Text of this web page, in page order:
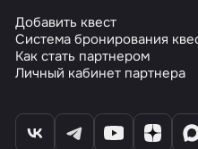
Добавить квест
Система бронирования
Как стать партнером
Личный кабинет партнера